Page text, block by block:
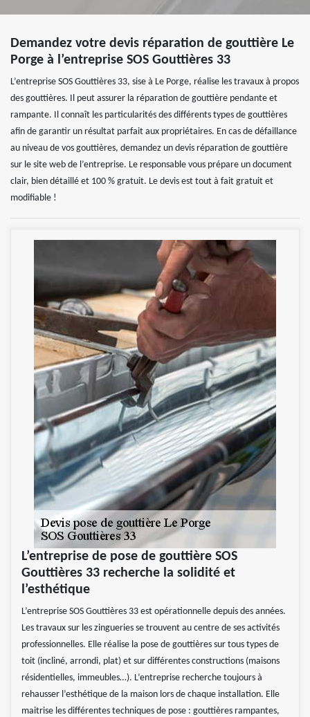
Demandez votre devis réparation de gouttière Le
Porge à l’entreprise SOS Gouttières 33
L’entreprise SOS Gouttières 33, sise à Le Porge, réalise les travaux à propos
des gouttières. Il peut assurer la réparation de gouttière pendante et
rampante. Il connaît les particularités des différents types de gouttières
afin de garantir un résultat parfait aux propriétaires. En cas de défaillance
au niveau de vos gouttières, demandez un devis réparation de gouttière
sur le site web de l’entreprise. Le responsable vous prépare un document
clair, bien détaillé et 100 % gratuit. Le devis est tout à fait gratuit et
modifiable !
L’entreprise de pose de gouttière SOS
Gouttières 33 recherche la solidité et
l’esthétique
L’entreprise SOS Gouttières 33 est opérationnelle depuis des années.
Les travaux sur les zingueries se trouvent au centre de ses activités
professionnelles. Elle réalise la pose de gouttières sur tous types de
toit (incliné, arrondi, plat) et sur différentes constructions (maisons
résidentielles, immeubles…). L’entreprise recherche toujours à
rehausser l’esthétique de la maison lors de chaque installation. Elle
maitrise les différentes techniques de pose : gouttières rampantes,